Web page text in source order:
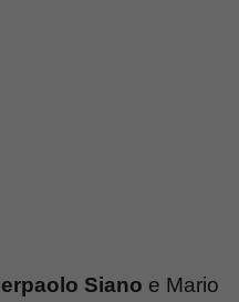
Siano e Mario